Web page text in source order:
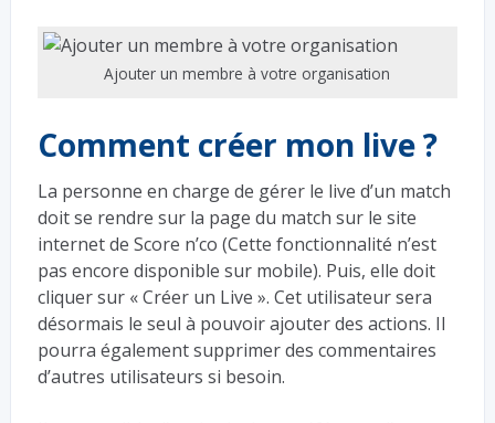
Ajouter un membre à votre organisation
Comment créer mon live ?
La personne en charge de gérer le live d’un match
doit se rendre sur la page du match sur le site
internet de Score n’co (Cette fonctionnalité n’est
pas encore disponible sur mobile). Puis, elle doit
cliquer sur « Créer un Live ». Cet utilisateur sera
désormais le seul à pouvoir ajouter des actions. Il
pourra également supprimer des commentaires
d’autres utilisateurs si besoin.